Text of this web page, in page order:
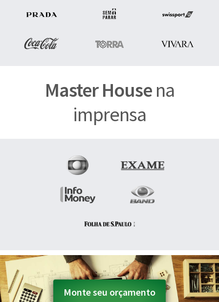
Master Housena
imprensa
Monte seu orçamento